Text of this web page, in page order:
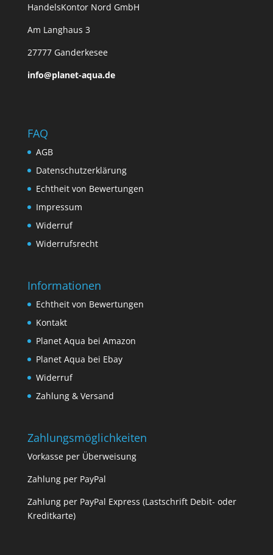
HandelsKontor Nord GmbH
Am Langhaus 3
27777 Ganderkesee
info@planet-aqua.de
FAQ
AGB
Datenschutzerklärung
Echtheit von Bewertungen
Impressum
Widerruf
Widerrufsrecht
Informationen
Echtheit von Bewertungen
Kontakt
Planet Aqua bei Amazon
Planet Aqua bei Ebay
Widerruf
Zahlung & Versand
Zahlungsmöglichkeiten
Vorkasse per Überweisung
Zahlung per PayPal
Zahlung per PayPal Express (Lastschrift Debit- oder
Kreditkarte)